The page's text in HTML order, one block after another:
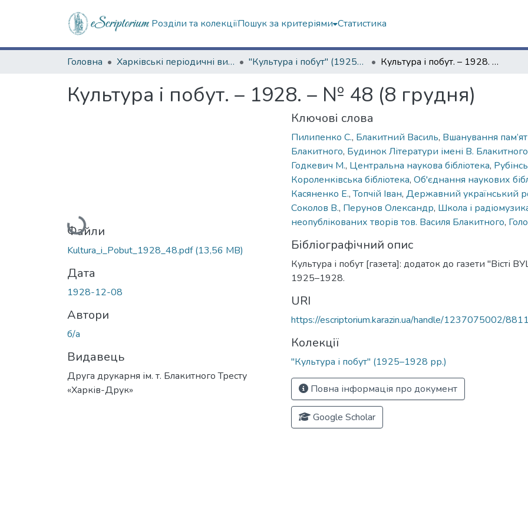
Розділи та колекціїПошук за критеріями Статистика
Головна Харківські періодичні видання "Культура і побут" (1925–1928 рр.) Культура і побут. – 1928. – № 48 (8 грудня)
Культура і побут. – 1928. – № 48 (8 грудня)
Вантажиться...
Файли
Kultura_i_Pobut_1928_48.pdf(13,56 MB)
Дата
1928-12-08
Автори
б/а
Видавець
Друга друкарня ім. т. Блакитного Тресту
«Харків-Друк»
Ключові слова
Пилипенко С., Блакитний Василь, Вшанування
Блакитного, Будинок Літератури імені В. Блакитного
Годкевич М., Центральна наукова бібліотека,
Короленківська бібліотека, Об'єднання наукових
Касяненко Е.,Топчій Іван, Державний український
Соколов В., Перунов Олександр, Школа і
неопублікованих творів тов. Василя Блакитного,
Бібліографічний опис
Культура і побут [газета]: додаток до газети "Вісті
1925–1928.
URI
https://escriptorium.karazin.ua/handle/1237075002/8811
Колекції
"Культура і побут" (1925–1928 рр.)
Повна інформація про документ
Google Scholar